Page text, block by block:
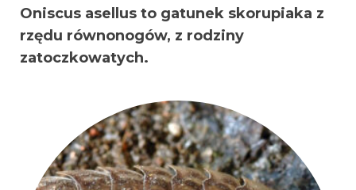
Oniscus asellus to gatunek skorupiaka z
rzędu równonogów, z rodziny
zatoczkowatych.